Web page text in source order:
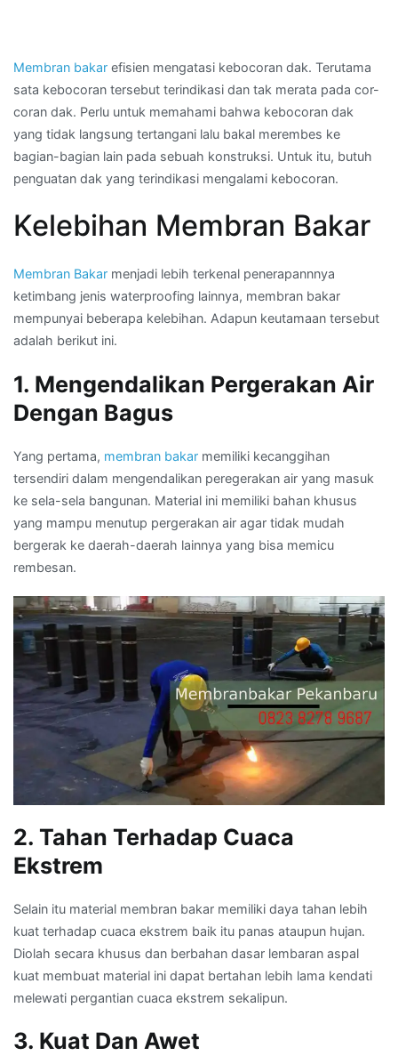
Membran bakar efisien mengatasi kebocoran dak. Terutama
sata kebocoran tersebut terindikasi dan tak merata pada cor-
coran dak. Perlu untuk memahami bahwa kebocoran dak
yang tidak langsung tertangani lalu bakal merembes ke
bagian-bagian lain pada sebuah konstruksi. Untuk itu, butuh
penguatan dak yang terindikasi mengalami kebocoran.
Kelebihan Membran Bakar
Membran Bakar menjadi lebih terkenal penerapannnya
ketimbang jenis waterproofing lainnya, membran bakar
mempunyai beberapa kelebihan. Adapun keutamaan tersebut
adalah berikut ini.
1. Mengendalikan Pergerakan Air
Dengan Bagus
Yang pertama, membran bakar memiliki kecanggihan
tersendiri dalam mengendalikan peregerakan air yang masuk
ke sela-sela bangunan. Material ini memiliki bahan khusus
yang mampu menutup pergerakan air agar tidak mudah
bergerak ke daerah-daerah lainnya yang bisa memicu
rembesan.
2. Tahan Terhadap Cuaca
Ekstrem
Selain itu material membran bakar memiliki daya tahan lebih
kuat terhadap cuaca ekstrem baik itu panas ataupun hujan.
Diolah secara khusus dan berbahan dasar lembaran aspal
kuat membuat material ini dapat bertahan lebih lama kendati
melewati pergantian cuaca ekstrem sekalipun.
3. Kuat Dan Awet